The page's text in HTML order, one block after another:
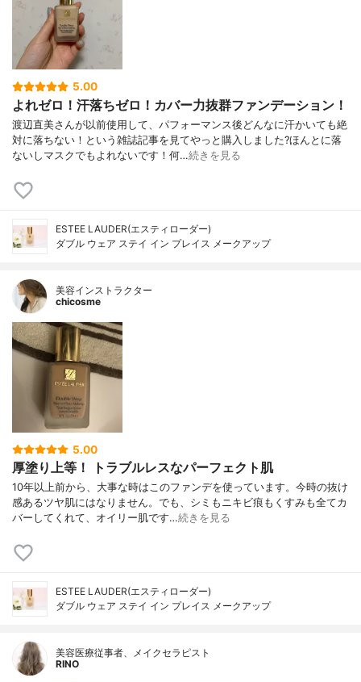
5.00
よれゼロ！汗落ちゼロ！カバー力抜群ファンデーション！
渡辺直美さんが以前使用して、パフォーマンス後どんなに汗かいても絶
対に落ちない！という雑誌記事を見てやっと購入しました?ほんとに落
ないしマスクでもよれないです！何…続きを見る
ESTEE LAUDER(エスティローダー)
ダブル ウェア ステイ イン プレイス メークアップ
美容インストラクター
chicosme
5.00
厚塗り上等！ トラブルレスなパーフェクト肌
10年以上前から、大事な時はこのファンデを使っています。今時の抜け
感あるツヤ肌にはなりません。でも、シミもニキビ痕もくすみも全てカ
バーしてくれて、オイリー肌です…続きを見る
ESTEE LAUDER(エスティローダー)
ダブル ウェア ステイ イン プレイス メークアップ
美容医療従事者、メイクセラピスト
RINO